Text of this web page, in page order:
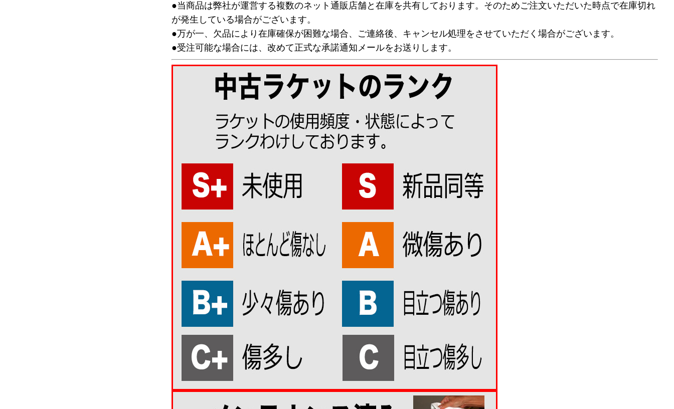
●当商品は弊社が運営する複数のネット通販店舗と在庫を共有しております。そのためご注文いただいた時点で在庫切れ
が発生している場合がございます。
●万が一、欠品により在庫確保が困難な場合、ご連絡後、キャンセル処理をさせていただく場合がございます。
●受注可能な場合には、改めて正式な承諾通知メールをお送りします。